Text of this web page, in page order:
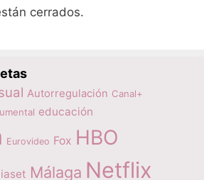
cerrados.
Autorregulación Canal+
educación
Eurovideo Fox HBO
Málaga Netflix